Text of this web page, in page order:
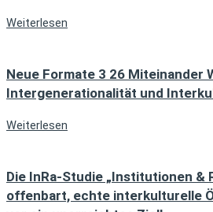
Weiterlesen
Neue Formate 3 26 Miteinander
Intergenerationalität und
Weiterlesen
Die InRa-Studie „Institutionen &
offenbart, echte interkulturelle